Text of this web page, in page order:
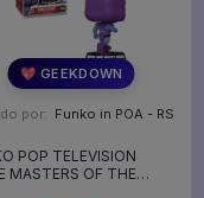
💖 GEEKDOWN
por: Funko in POA - RS
POP TELEVISION
MASTERS OF THE